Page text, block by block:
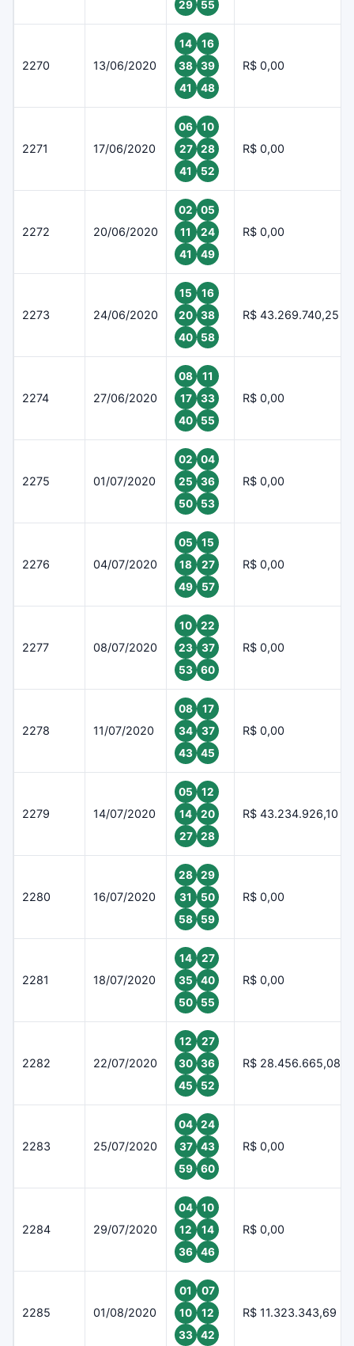
29 55
2270 13/06/2020
14
16
38
39
41
48
R$ 0,00
2271 17/06/2020
06
10
27
28
41
52
R$ 0,00
2272 20/06/2020
02
05
11
24
41
49
R$ 0,00
2273 24/06/2020
15
16
20
38
40
58
R$ 43.269.740,25
2274 27/06/2020
08
11
17
33
40
55
R$ 0,00
2275 01/07/2020
02
04
25
36
50
53
R$ 0,00
2276 04/07/2020
05
15
18
27
49
57
R$ 0,00
2277 08/07/2020
10
22
23
37
53
60
R$ 0,00
2278 11/07/2020
08
17
34
37
43
45
R$ 0,00
2279 14/07/2020
05
12
14
20
27
28
R$ 43.234.926,10
2280 16/07/2020
28
29
31
50
58
59
R$ 0,00
2281 18/07/2020
14
27
35
40
50
55
R$ 0,00
2282 22/07/2020
12
27
30
36
45
52
R$ 28.456.665,08
2283 25/07/2020
04
24
37
43
59
60
R$ 0,00
2284 29/07/2020
04
10
12
14
36
46
R$ 0,00
2285 01/08/2020
01
07
10
12
33
42
R$ 11.323.343,69